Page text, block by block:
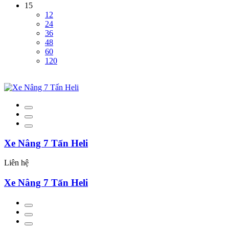
15
12
24
36
48
60
120
Xe Nâng 7 Tấn Heli
Liên hệ
Xe Nâng 7 Tấn Heli